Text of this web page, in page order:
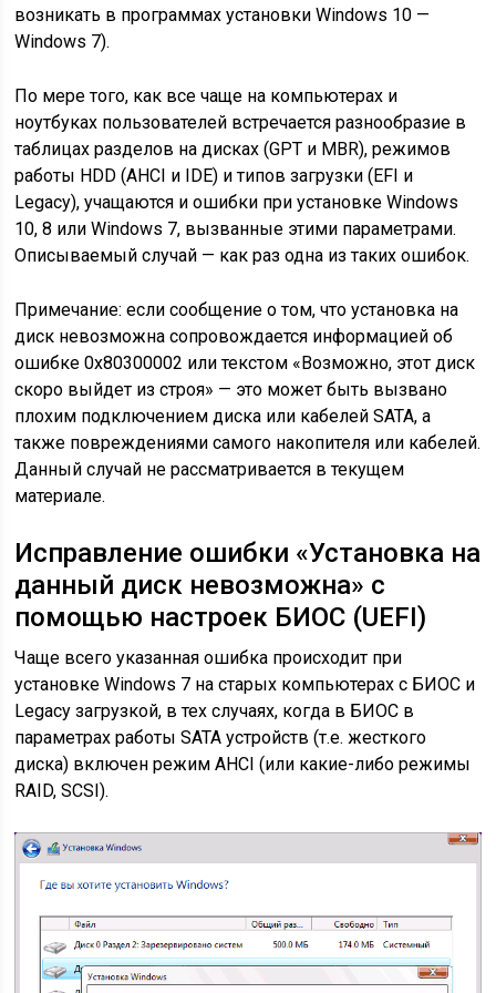
возникать в программах установки Windows 10 —
Windows 7).
По мере того, как все чаще на компьютерах и
ноутбуках пользователей встречается разнообразие в
таблицах разделов на дисках (GPT и MBR), режимов
работы HDD (AHCI и IDE) и типов загрузки (EFI и
Legacy), учащаются и ошибки при установке Windows
10, 8 или Windows 7, вызванные этими параметрами.
Описываемый случай — как раз одна из таких ошибок.
Примечание: если сообщение о том, что установка на
диск невозможна сопровождается информацией об
ошибке 0x80300002 или текстом «Возможно, этот диск
скоро выйдет из строя» — это может быть вызвано
плохим подключением диска или кабелей SATA, а
также повреждениями самого накопителя или кабелей.
Данный случай не рассматривается в текущем
материале.
Исправление ошибки «Установка на
данный диск невозможна» с
помощью настроек БИОС (UEFI)
Чаще всего указанная ошибка происходит при
установке Windows 7 на старых компьютерах с БИОС и
Legacy загрузкой, в тех случаях, когда в БИОС в
параметрах работы SATA устройств (т.е. жесткого
диска) включен режим AHCI (или какие-либо режимы
RAID, SCSI).